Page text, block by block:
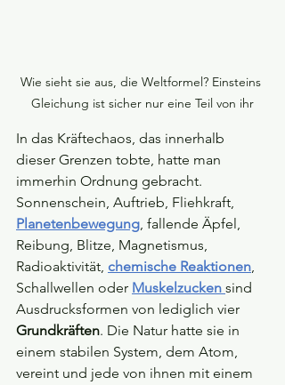
Wie sieht sie aus, die Weltformel? Einsteins
Gleichung ist sicher nur eine Teil von ihr
In das Kräftechaos, das innerhalb
dieser Grenzen tobte, hatte man
immerhin Ordnung gebracht.
Sonnenschein, Auftrieb, Fliehkraft,
Planetenbewegung, fallende Äpfel,
Reibung, Blitze, Magnetismus,
Radioaktivität, chemische Reaktionen,
Schallwellen oder Muskelzucken sind
Ausdrucksformen von lediglich vier
Grundkräften. Die Natur hatte sie in
einem stabilen System, dem Atom,
vereint und jede von ihnen mit einem